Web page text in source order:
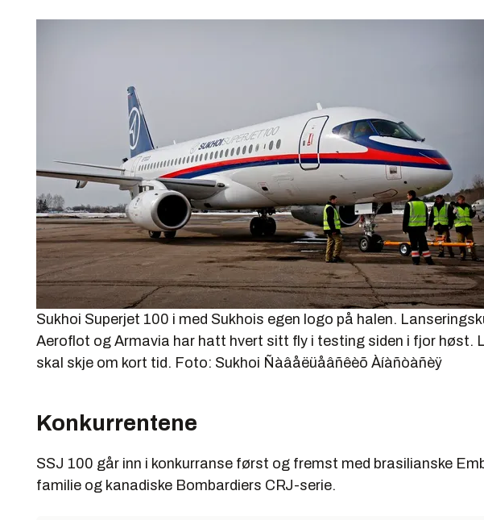
Sukhoi Superjet 100 i med Sukhois egen logo på halen.
Aeroflot og Armavia har hatt hvert sitt fly i testing siden i fjor høst.
skal skje om kort tid. Foto: Sukhoi Ñàâåëüåâñêèõ Àíàñòàñèÿ
Konkurrentene
SSJ 100 går inn i konkurranse først og fremst med brasilianske
familie og kanadiske Bombardiers CRJ-serie.